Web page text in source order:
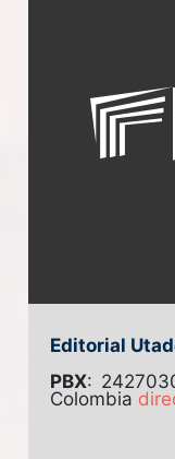
Editorial
PBX:
Colombia